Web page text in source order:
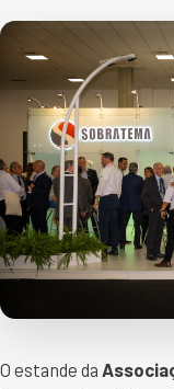
O estande da